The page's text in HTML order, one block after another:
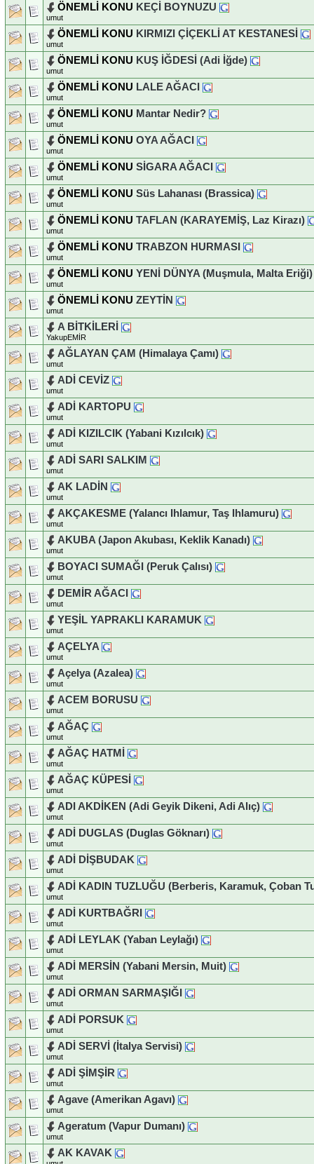
ÖNEMLİ KONU KEÇİ BOYNUZU
umut
ÖNEMLİ KONU KIRMIZI ÇİÇEKLİ AT KESTANESİ
umut
ÖNEMLİ KONU KUŞ İĞDESİ (Adi İğde)
umut
ÖNEMLİ KONU LALE AĞACI
umut
ÖNEMLİ KONU Mantar Nedir?
umut
ÖNEMLİ KONU OYA AĞACI
umut
ÖNEMLİ KONU SİGARA AĞACI
umut
ÖNEMLİ KONU Süs Lahanası (Brassica)
umut
ÖNEMLİ KONU TAFLAN (KARAYEMİŞ, Laz Kirazı)
umut
ÖNEMLİ KONU TRABZON HURMASI
umut
ÖNEMLİ KONU YENİ DÜNYA (Muşmula, Malta Eriği)
umut
ÖNEMLİ KONU ZEYTİN
umut
A BİTKİLERİ
YakupEMİR
AĞLAYAN ÇAM (Himalaya Çamı)
umut
ADİ CEVİZ
umut
ADİ KARTOPU
umut
ADİ KIZILCIK (Yabani Kızılcık)
umut
ADİ SARI SALKIM
umut
AK LADİN
umut
AKÇAKESME (Yalancı Ihlamur, Taş Ihlamuru)
umut
AKUBA (Japon Akubası, Keklik Kanadı)
umut
BOYACI SUMAĞI (Peruk Çalısı)
umut
DEMİR AĞACI
umut
YEŞİL YAPRAKLI KARAMUK
umut
AÇELYA
umut
Açelya (Azalea)
umut
ACEM BORUSU
umut
AĞAÇ
umut
AĞAÇ HATMİ
umut
AĞAÇ KÜPESİ
umut
ADI AKDİKEN (Adi Geyik Dikeni, Adi Alıç)
umut
ADİ DUGLAS (Duglas Göknarı)
umut
ADİ DİŞBUDAK
umut
ADİ KADIN TUZLUĞU (Berberis, Karamuk, Çoban
umut
ADİ KURTBAĞRI
umut
ADİ LEYLAK (Yaban Leylağı)
umut
ADİ MERSİN (Yabani Mersin, Muit)
umut
ADİ ORMAN SARMAŞIĞI
umut
ADİ PORSUK
umut
ADİ SERVİ (İtalya Servisi)
umut
ADİ ŞİMŞİR
umut
Agave (Amerikan Agavı)
umut
Ageratum (Vapur Dumanı)
umut
AK KAVAK